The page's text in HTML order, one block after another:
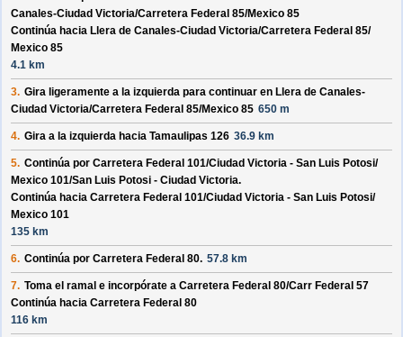
Canales-Ciudad Victoria/Carretera Federal 85/Mexico 85
Continúa hacia Llera de Canales-Ciudad Victoria/Carretera Federal 85/
Mexico 85
4.1 km
3. Gira ligeramente a la izquierda para continuar en Llera de Canales-
Ciudad Victoria/Carretera Federal 85/Mexico 85 650 m
4. Gira a la izquierda hacia Tamaulipas 126 36.9 km
5. Continúa por Carretera Federal 101/Ciudad Victoria - San Luis Potosi/
Mexico 101/San Luis Potosi - Ciudad Victoria.
Continúa hacia Carretera Federal 101/Ciudad Victoria - San Luis Potosi/
Mexico 101
135 km
6. Continúa por Carretera Federal 80. 57.8 km
7. Toma el ramal e incorpórate a Carretera Federal 80/Carr Federal 57
Continúa hacia Carretera Federal 80
116 km